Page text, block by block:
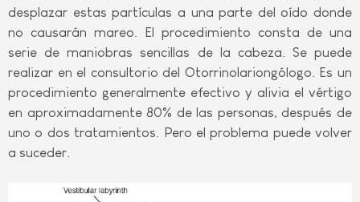
desplazar estas partículas a una parte del oído donde
no causarán mareo. El procedimiento consta de una
serie de maniobras sencillas de la cabeza. Se puede
realizar en el consultorio del Otorrinolariongólogo. Es un
procedimiento generalmente efectivo y alivia el vértigo
en aproximadamente 80% de las personas, después de
uno o dos tratamientos. Pero el problema puede volver
a suceder.